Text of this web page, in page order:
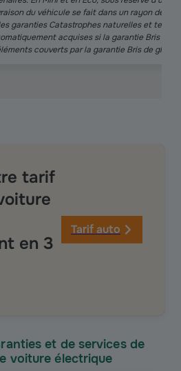
du véhicule se fait dans un rayon de 30
garanties Catastrophes naturelles et
acquises si la garantie Bris de
couverts par la garantie Bris de
tarif
en 3
Tarif auto
et de services de
voiture électrique